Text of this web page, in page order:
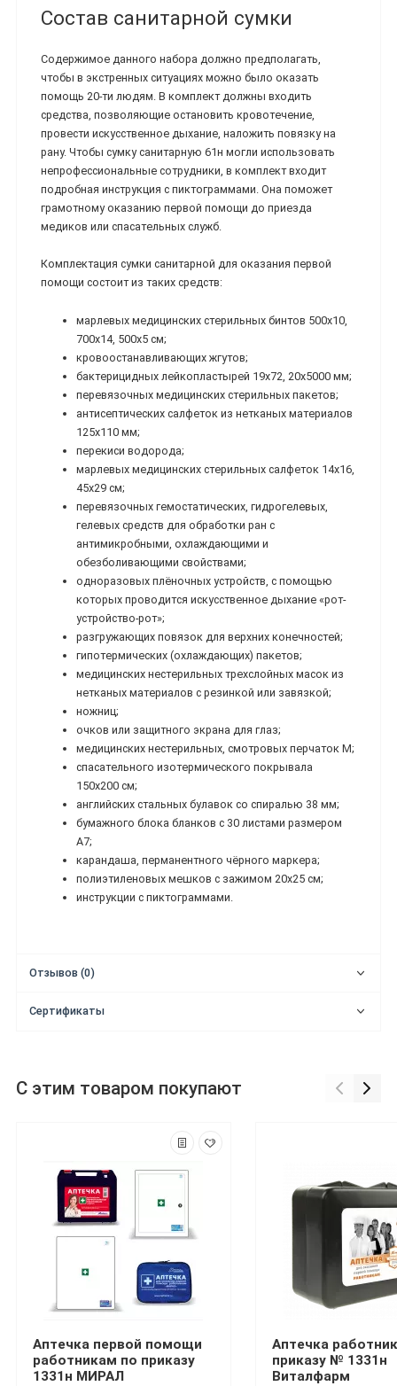
Состав санитарной сумки
Содержимое данного набора должно предполагать,
чтобы в экстренных ситуациях можно было оказать
помощь 20-ти людям. В комплект должны входить
средства, позволяющие остановить кровотечение,
провести искусственное дыхание, наложить повязку на
рану. Чтобы сумку санитарную 61н могли использовать
непрофессиональные сотрудники, в комплект входит
подробная инструкция с пиктограммами. Она поможет
грамотному оказанию первой помощи до приезда
медиков или спасательных служб.
Комплектация сумки санитарной для оказания первой
помощи состоит из таких средств:
марлевых медицинских стерильных бинтов 500х10,
700х14, 500х5 см;
кровоостанавливающих жгутов;
бактерицидных лейкопластырей 19х72, 20х5000 мм;
перевязочных медицинских стерильных пакетов;
антисептических салфеток из нетканых материалов
125х110 мм;
перекиси водорода;
марлевых медицинских стерильных салфеток 14х16,
45х29 см;
перевязочных гемостатических, гидрогелевых,
гелевых средств для обработки ран с
антимикробными, охлаждающими и
обезболивающими свойствами;
одноразовых плёночных устройств, с помощью
которых проводится искусственное дыхание «рот-
устройство-рот»;
разгружающих повязок для верхних конечностей;
гипотермических (охлаждающих) пакетов;
медицинских нестерильных трехслойных масок из
нетканых материалов с резинкой или завязкой;
ножниц;
очков или защитного экрана для глаз;
медицинских нестерильных, смотровых перчаток М;
спасательного изотермического покрывала
150x200 см;
английских стальных булавок со спиралью 38 мм;
бумажного блока бланков с 30 листами размером
А7;
карандаша, перманентного чёрного маркера;
полиэтиленовых мешков с зажимом 20x25 см;
инструкции с пиктограммами.
Отзывов (0)
Сертификаты
С этим товаром покупают
Аптечка первой помощи
работникам по приказу
1331н МИРАЛ
Аптечка
приказу № 1331н
Виталфарм